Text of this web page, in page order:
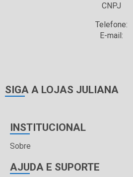
CNPJ
Telefone:
E-mail:
SIGA A LOJAS JULIANA
INSTITUCIONAL
Sobre
AJUDA E SUPORTE